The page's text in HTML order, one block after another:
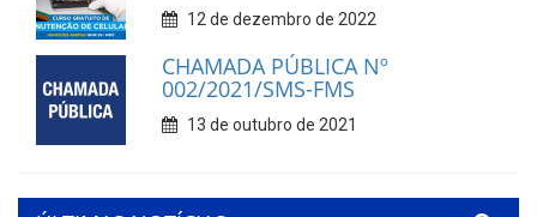
12 de dezembro de 2022
CHAMADA PÚBLICA Nº
002/2021/SMS-FMS
13 de outubro de 2021